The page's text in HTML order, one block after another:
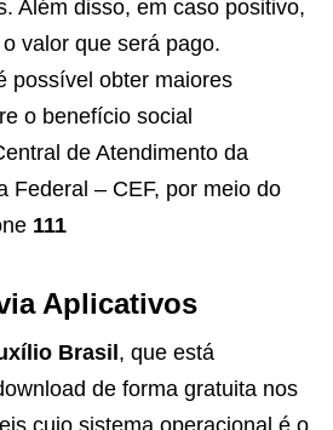
Além disso, em caso positivo,
valor que será pago.
possível obter maiores
o benefício social
de Atendimento da
Federal – CEF, por meio do
111
Aplicativos
Brasil , que está
de forma gratuita nos
cujo sistema operacional é o